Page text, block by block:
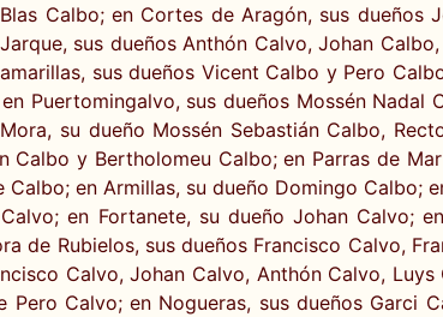
Calbo; en Cortes de Aragón, sus dueños
sus dueños Anthón Calvo, Johan
sus dueños Vicent Calbo y Pero
Puertomingalvo, sus dueños Mossén
su dueño Mossén Sebastián Calbo,
Calbo y Bertholomeu Calbo; en Parras de
en Armillas, su dueño Domingo Calbo;
en Fortanete, su dueño Johan Calvo;
de Rubielos, sus dueños Francisco Calvo,
Calvo, Johan Calvo, Anthón Calvo,
Calvo; en Nogueras, sus dueños Garci